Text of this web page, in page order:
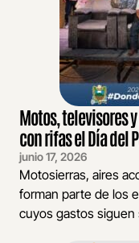
Motos, televisores
con rifas el Día del
junio 17, 2026
Motosierras, aires
forman parte de los
cuyos gastos siguen